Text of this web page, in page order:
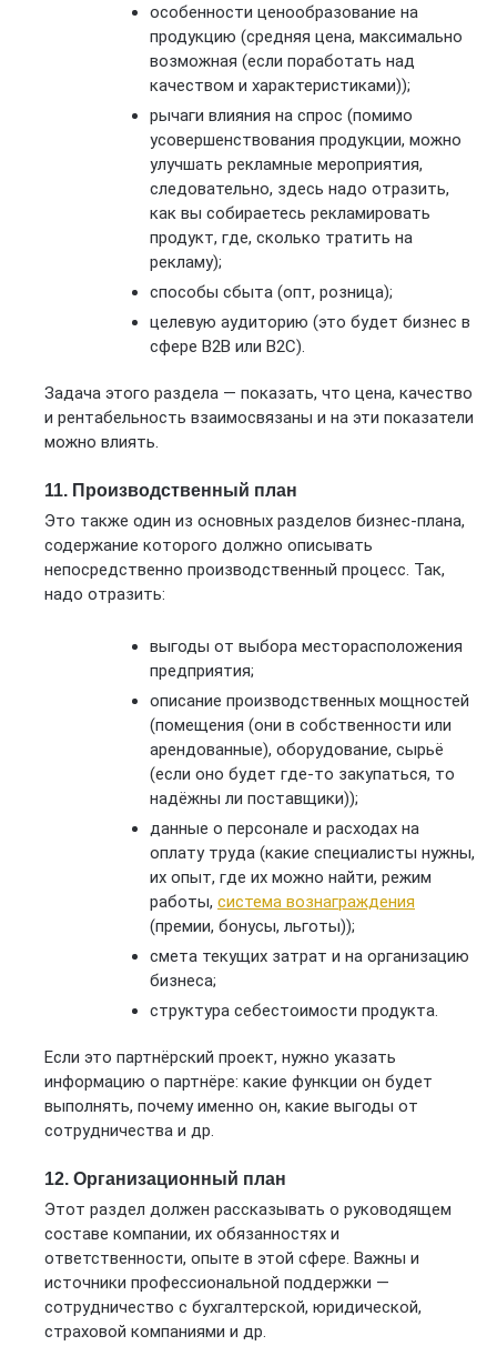
особенности ценообразование на
продукцию (средняя цена, максимально
возможная (если поработать над
качеством и характеристиками));
рычаги влияния на спрос (помимо
усовершенствования продукции, можно
улучшать рекламные мероприятия,
следовательно, здесь надо отразить,
как вы собираетесь рекламировать
продукт, где, сколько тратить на
рекламу);
способы сбыта (опт, розница);
целевую аудиторию (это будет бизнес в
сфере B2B или B2C).
Задача этого раздела — показать, что цена, качество
и рентабельность взаимосвязаны и на эти показатели
можно влиять.
11. Производственный план
Это также один из основных разделов бизнес-плана,
содержание которого должно описывать
непосредственно производственный процесс. Так,
надо отразить:
выгоды от выбора месторасположения
предприятия;
описание производственных мощностей
(помещения (они в собственности или
арендованные), оборудование, сырьё
(если оно будет где-то закупаться, то
надёжны ли поставщики));
данные о персонале и расходах на
оплату труда (какие специалисты нужны,
их опыт, где их можно найти, режим
работы, система вознаграждения
(премии, бонусы, льготы));
смета текущих затрат и на организацию
бизнеса;
структура себестоимости продукта.
Если это партнёрский проект, нужно указать
информацию о партнёре: какие функции он будет
выполнять, почему именно он, какие выгоды от
сотрудничества и др.
12. Организационный план
Этот раздел должен рассказывать о руководящем
составе компании, их обязанностях и
ответственности, опыте в этой сфере. Важны и
источники профессиональной поддержки —
сотрудничество с бухгалтерской, юридической,
страховой компаниями и др.